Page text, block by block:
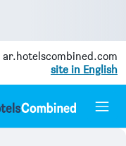
ar.hotelscombined.com
site in English